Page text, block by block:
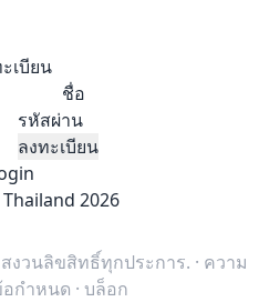
เบียน
ชื่อ
รหัสผ่าน
ลงทะเบียน
2026
สงวนลิขสิทธิ์ทุกประการ. · ความ
กำหนด · บล็อก